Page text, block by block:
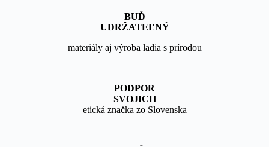
produktu.
BUĎ
UDRŽATEĽNÝ
materiály aj výroba ladia s prírodou
PODPOR
SVOJICH
etická značka zo Slovenska